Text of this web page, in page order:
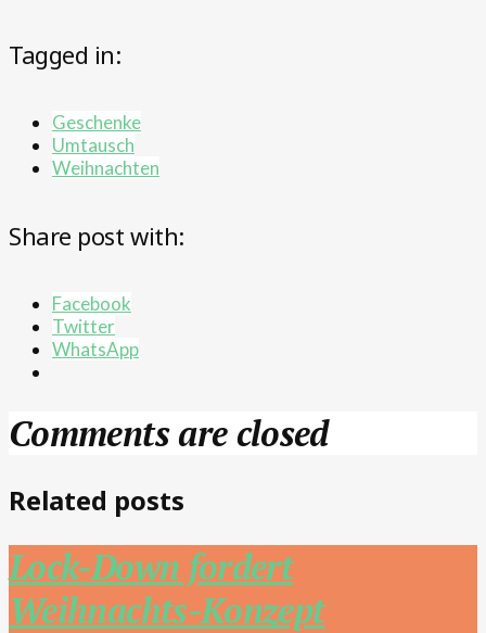
Tagged in:
Geschenke
Umtausch
Weihnachten
Share post with:
Facebook
Twitter
WhatsApp
Comments are closed
Related posts
Lock-Down fordert
Weihnachts-Konzept